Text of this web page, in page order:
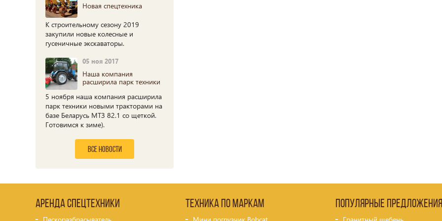
Новая спецтехника
К строительному сезону 2019
закупили новые колесные и
гусеничные экскаваторы.
05 ноя 2017
Наша компания
расширила парк техники
5 ноября наша компания расширила
парк техники новыми тракторами на
базе Беларусь МТЗ 82.1 со щеткой.
Готовимся к зиме).
все новости
Аренда спецтехники Техника по маркам Популярные предложения